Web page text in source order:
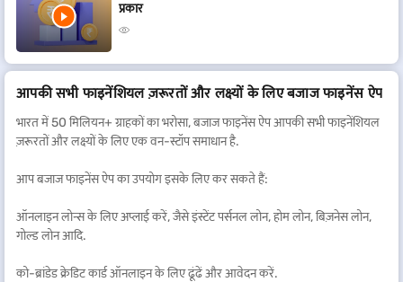
प्रकार
आपकी सभी फाइनेंशियल ज़रूरतों और लक्ष्यों के लिए बजाज फाइनेंस ऐप
भारत में 50 मिलियन+ ग्राहकों का भरोसा, बजाज फाइनेंस ऐप आपकी सभी फाइनेंशियल
ज़रूरतों और लक्ष्यों के लिए एक वन-स्टॉप समाधान है.
आप बजाज फाइनेंस ऐप का उपयोग इसके लिए कर सकते हैं:
ऑनलाइन लोन्स के लिए अप्लाई करें, जैसे इंस्टेंट पर्सनल लोन, होम लोन, बिज़नेस लोन,
गोल्ड लोन आदि.
को-ब्रांडेड क्रेडिट कार्ड ऑनलाइन के लिए ढूंढें और आवेदन करें.